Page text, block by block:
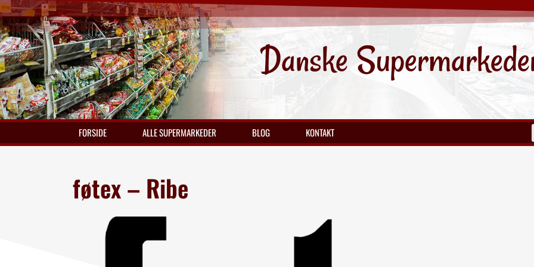
Danske
FORSIDE ALLE SUPERMARKEDER BLOG KONTAKT
føtex – Ribe